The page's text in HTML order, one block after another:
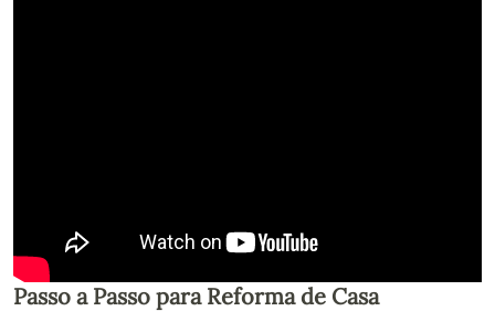
Passo a Passo para Reforma de Casa